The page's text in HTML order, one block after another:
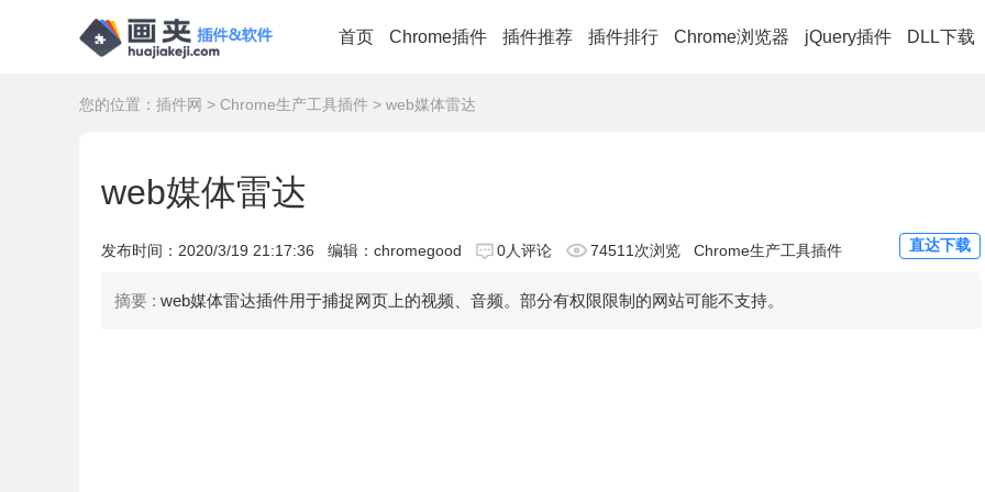
首页 Chrome插件 插件推荐 插件排行 Chrome浏览器 jQuery插件 DLL下载
您的位置： 插件网 > Chrome生产工具插件 > web媒体雷达
web媒体雷达
发布时间： 2020/3/19 21:17:36 编辑：chromegood 0人评论 74511次浏览 Chrome生产工具插件 直达下载
摘要 : web媒体雷达插件用于捕捉网页上的视频、音频。部分有权限限制的网站可能不支持。